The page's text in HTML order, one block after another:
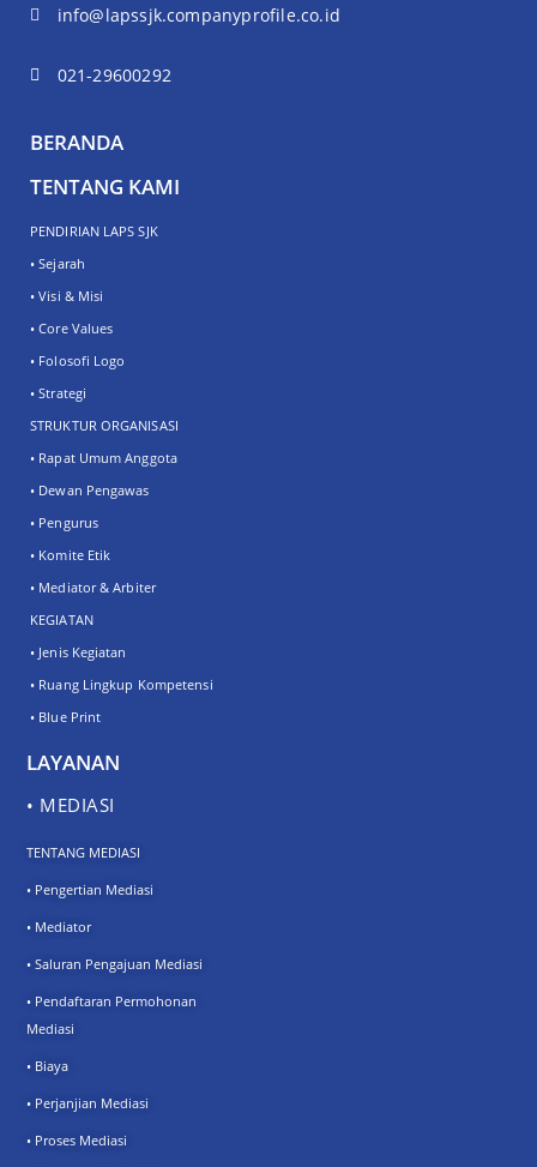
info@lapssjk.companyprofile.co.id
021-29600292
BERANDA
TENTANG KAMI
PENDIRIAN LAPS SJK
• Sejarah
• Visi & Misi
• Core Values
• Folosofi Logo
• Strategi
STRUKTUR ORGANISASI
• Rapat Umum Anggota
• Dewan Pengawas
• Pengurus
• Komite Etik
• Mediator & Arbiter
KEGIATAN
• Jenis Kegiatan
• Ruang Lingkup Kompetensi
• Blue Print
LAYANAN
• MEDIASI
TENTANG MEDIASI
• Pengertian Mediasi
• Mediator
• Saluran Pengajuan Mediasi
• Pendaftaran Permohonan
Mediasi
• Biaya
• Perjanjian Mediasi
• Proses Mediasi